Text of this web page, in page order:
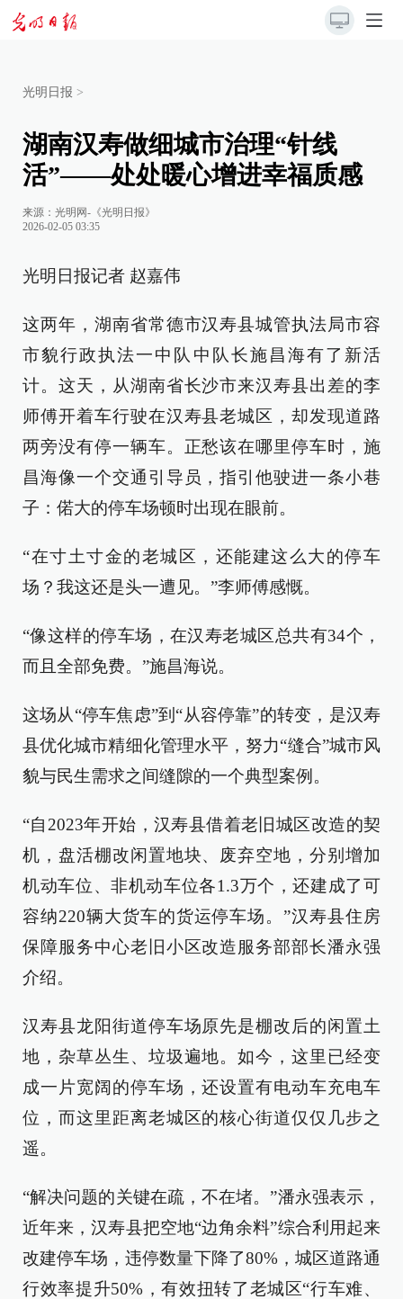
光明日报 >
湖南汉寿做细城市治理“针线
活”——处处暖心增进幸福质感
来源： 光明网-《光明日报》
2026-02-05 03:35
光明日报记者 赵嘉伟
这两年，湖南省常德市汉寿县城管执法局市容
市貌行政执法一中队中队长施昌海有了新活
计。这天，从湖南省长沙市来汉寿县出差的李
师傅开着车行驶在汉寿县老城区，却发现道路
两旁没有停一辆车。正愁该在哪里停车时，施
昌海像一个交通引导员，指引他驶进一条小巷
子：偌大的停车场顿时出现在眼前。
“在寸土寸金的老城区，还能建这么大的停车
场？我这还是头一遭见。”李师傅感慨。
“像这样的停车场，在汉寿老城区总共有34个，
而且全部免费。”施昌海说。
这场从“停车焦虑”到“从容停靠”的转变，是汉寿
县优化城市精细化管理水平，努力“缝合”城市风
貌与民生需求之间缝隙的一个典型案例。
“自2023年开始，汉寿县借着老旧城区改造的契
机，盘活棚改闲置地块、废弃空地，分别增加
机动车位、非机动车位各1.3万个，还建成了可
容纳220辆大货车的货运停车场。”汉寿县住房
保障服务中心老旧小区改造服务部部长潘永强
介绍。
汉寿县龙阳街道停车场原先是棚改后的闲置土
地，杂草丛生、垃圾遍地。如今，这里已经变
成一片宽阔的停车场，还设置有电动车充电车
位，而这里距离老城区的核心街道仅仅几步之
遥。
“解决问题的关键在疏，不在堵。”潘永强表示，
近年来，汉寿县把空地“边角余料”综合利用起来
改建停车场，违停数量下降了80%，城区道路通
行效率提升50%，有效扭转了老城区“行车难、